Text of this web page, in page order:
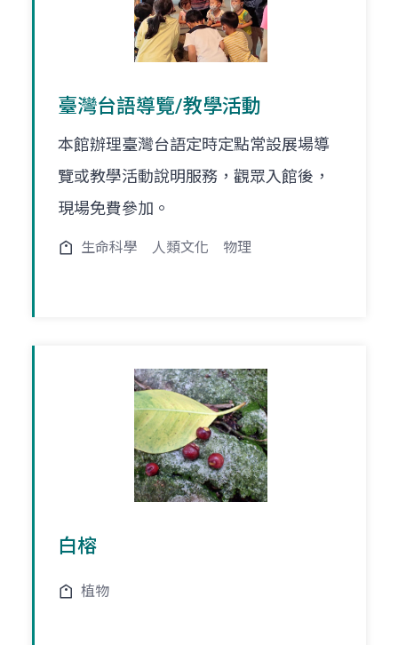
臺灣台語導覽/教學活動
本館辦理臺灣台語定時定點常設展場導
覽或教學活動說明服務，觀眾入館後，
現場免費參加。
生命科學 人類文化 物理
白榕
植物